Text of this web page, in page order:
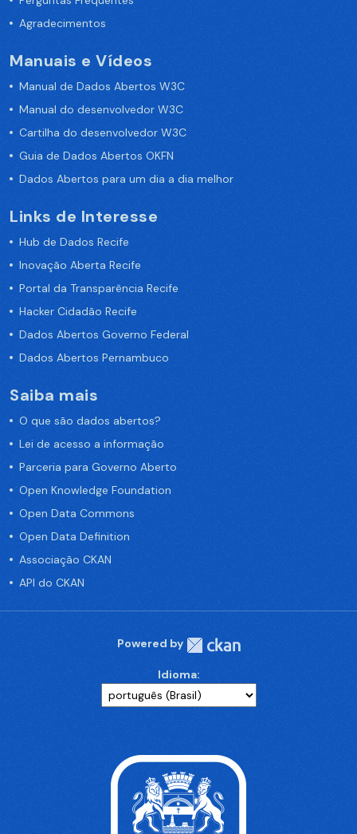
Agradecimentos
Manuais e Vídeos
Manual de Dados Abertos W3C
Manual do desenvolvedor W3C
Cartilha do desenvolvedor W3C
Guia de Dados Abertos OKFN
Dados Abertos para um dia a dia melhor
Links de Interesse
Hub de Dados Recife
Inovação Aberta Recife
Portal da Transparência Recife
Hacker Cidadão Recife
Dados Abertos Governo Federal
Dados Abertos Pernambuco
Saiba mais
O que são dados abertos?
Lei de acesso a informação
Parceria para Governo Aberto
Open Knowledge Foundation
Open Data Commons
Open Data Definition
Associação CKAN
API do CKAN
Powered by
Idioma